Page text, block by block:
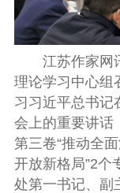
江苏作家网
理论学习中心组
习习近平总书记
会上的重要讲话
第三卷“推动全
开放新格局”2个
处第一书记、副